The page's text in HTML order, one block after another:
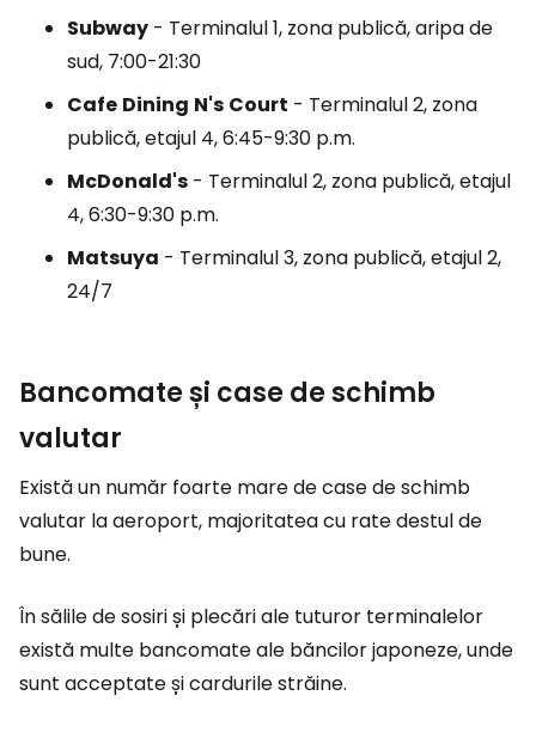
Subway - Terminalul 1, zona publică, aripa de
sud, 7:00-21:30
Cafe Dining N's Court - Terminalul 2, zona
publică, etajul 4, 6:45-9:30 p.m.
McDonald's - Terminalul 2, zona publică, etajul
4, 6:30-9:30 p.m.
Matsuya - Terminalul 3, zona publică, etajul 2,
24/7
Bancomate și case de schimb
valutar
Există un număr foarte mare de case de schimb
valutar la aeroport, majoritatea cu rate destul de
bune.
În sălile de sosiri și plecări ale tuturor terminalelor
există multe bancomate ale băncilor japoneze, unde
sunt acceptate și cardurile străine.